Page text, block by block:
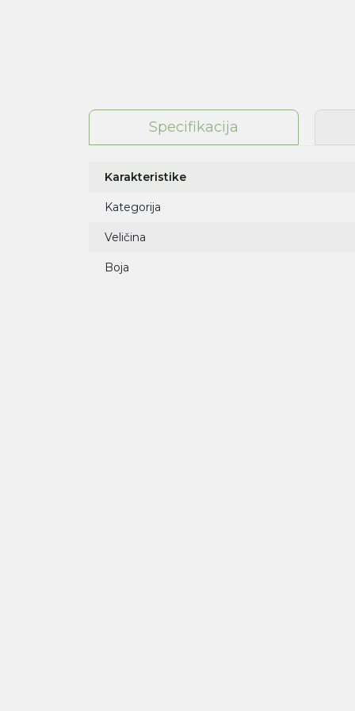
Specifikacija
Karakteristike
Kategorija
Veličina
Boja